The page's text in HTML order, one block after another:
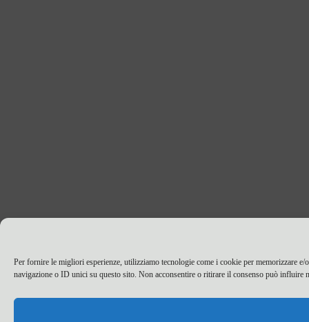
Per fornire le migliori esperienze, utilizziamo tecnologie come i cookie per memorizzare
navigazione o ID unici su questo sito. Non acconsentire o ritirare il consenso può influire